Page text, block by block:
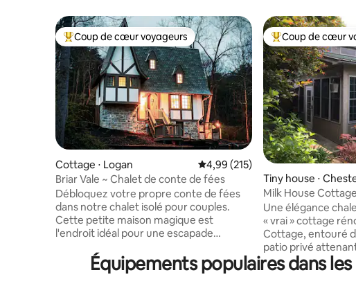
Coups de cœur voyageurs les plus appréciés
Coup de cœur voyageurs
Cottage ⋅ Logan Évaluation moyenne sur la base
4,99 (215)
Briar Vale ~ Chalet de conte de fées
Débloquez votre propre conte de fées
dans notre chalet isolé pour couples.
Cette petite maison magique est
l'endroit idéal pour une escapade
tasse de café et un livre. Détendez-vous
sur le porche couvert pendant que les
Coups de cœur
Coup de cœur
Tiny house ⋅
Milk House
Une élégance
« vrai » cottage
Cottage, entouré
patio privé
pratique pour
dans un quartier
Équipements populaires dans